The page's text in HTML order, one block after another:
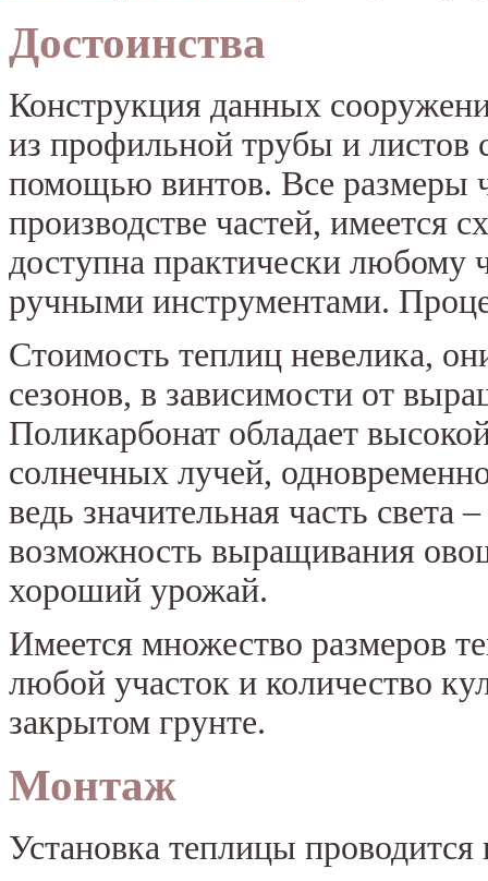
Достоинства
Конструкция данных
из профильной трубы и листов
помощью винтов. Все размеры
производстве частей, имеется
доступна практически любому
ручными инструментами.
Стоимость теплиц невелика,
сезонов, в зависимости от
Поликарбонат обладает
солнечных лучей,
ведь значительная часть света
возможность выращивания
хороший урожай.
Имеется множество размеров
любой участок и количество
закрытом грунте.
Монтаж
Установка теплицы проводится